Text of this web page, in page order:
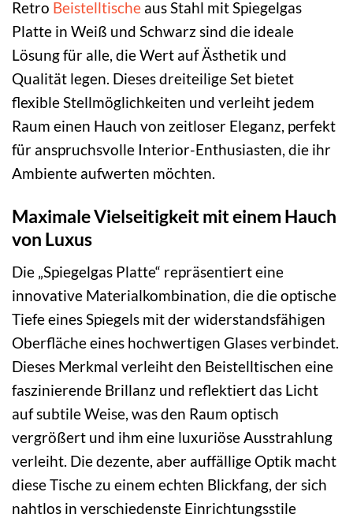
Retro Beistelltische aus Stahl mit Spiegelgas
Platte in Weiß und Schwarz sind die ideale
Lösung für alle, die Wert auf Ästhetik und
Qualität legen. Dieses dreiteilige Set bietet
flexible Stellmöglichkeiten und verleiht jedem
Raum einen Hauch von zeitloser Eleganz, perfekt
für anspruchsvolle Interior-Enthusiasten, die ihr
Ambiente aufwerten möchten.
Maximale Vielseitigkeit mit einem Hauch
von Luxus
Die „Spiegelgas Platte“ repräsentiert eine
innovative Materialkombination, die die optische
Tiefe eines Spiegels mit der widerstandsfähigen
Oberfläche eines hochwertigen Glases verbindet.
Dieses Merkmal verleiht den Beistelltischen eine
faszinierende Brillanz und reflektiert das Licht
auf subtile Weise, was den Raum optisch
vergrößert und ihm eine luxuriöse Ausstrahlung
verleiht. Die dezente, aber auffällige Optik macht
diese Tische zu einem echten Blickfang, der sich
nahtlos in verschiedenste Einrichtungsstile